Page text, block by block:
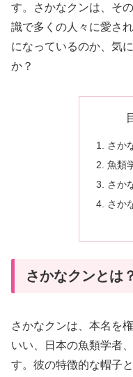
す。さかなクンは、そ
識で多くの人々に愛さ
になっているのか、気
か？
さか
魚類
さか
さか
さかなクンとは
さかなクンは、本名を
いい、日本の魚類学者
す。彼の特徴的な帽子